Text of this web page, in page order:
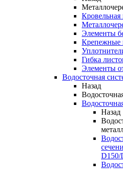
Кровельная
Элементы
Крепежные
Гибка
Элементы
Водосточная
Назад
Назад
D150/